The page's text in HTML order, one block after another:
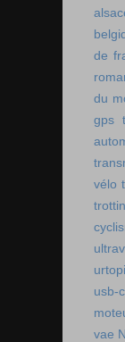
de
du
gps
vélo
usb-
vae